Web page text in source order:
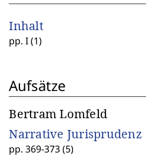
Inhalt
pp. I (1)
Aufsätze
Bertram Lomfeld
Narrative Jurisprudenz
pp. 369-373 (5)